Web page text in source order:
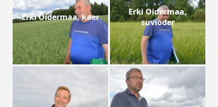
Erki Oidermaa, kaer
Erki Oidermaa,
suvioder